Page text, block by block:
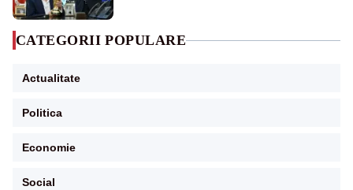
CATEGORII POPULARE
Actualitate
Politica
Economie
Social